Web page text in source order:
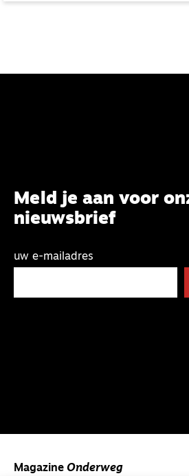
Meld je aan voor
nieuwsbrief
uw e-mailadres
Magazine Onderweg